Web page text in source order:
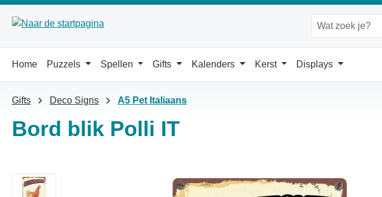
Home Puzzels Spellen Gifts Kalenders Kerst Displays
Gifts Deco Signs A5 Pet Italiaans
Bord blik Polli IT